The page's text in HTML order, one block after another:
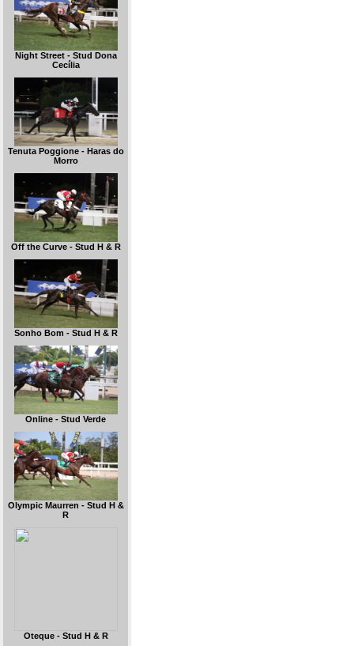
Night Street - Stud Dona
Cecília
Tenuta Poggione - Haras do
Morro
Off the Curve - Stud H & R
Sonho Bom - Stud H & R
Online - Stud Verde
Olympic Maurren - Stud H &
R
Oteque - Stud H & R